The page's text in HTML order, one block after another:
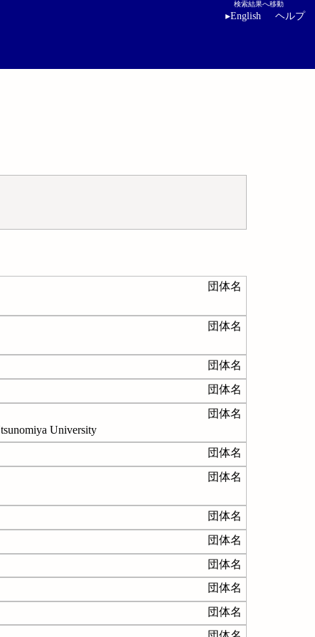
検索結果へ移動
▸English ヘルプ
団体名
団体名
団体名
団体名
団体名
University
団体名
団体名
団体名
団体名
団体名
団体名
団体名